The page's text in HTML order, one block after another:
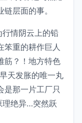
层面的事。
行情阴云上的铅
笨重的耕作巨人
筋？！地方特色
天发胀的唯一丸
是那一片工厂只
理绝异…突然跃